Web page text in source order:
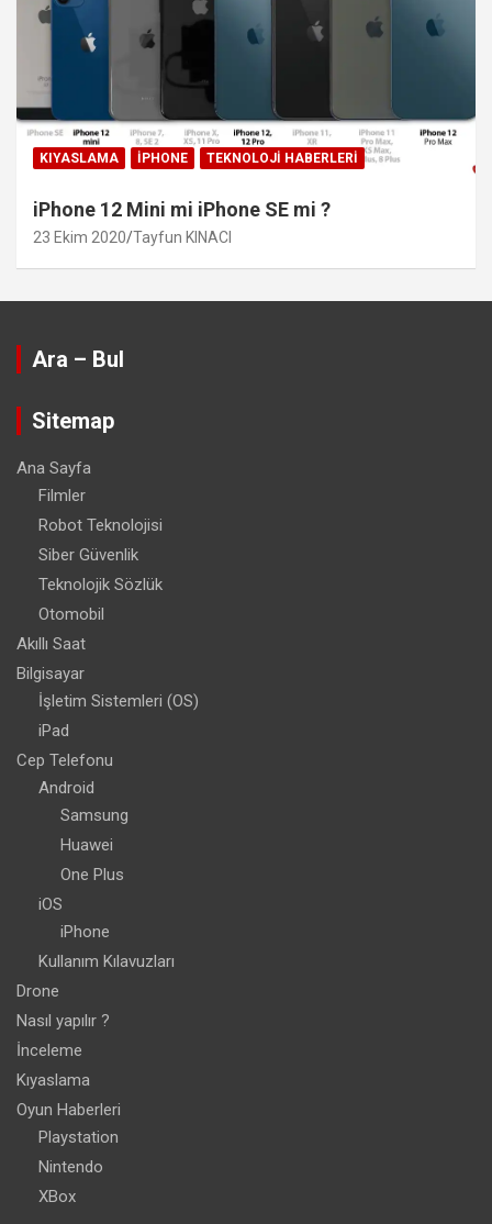
KIYASLAMA IPHONE TEKNOLOJI HABERLERI
iPhone 12 Mini mi iPhone SE mi ?
23 Ekim 2020 Tayfun KINACI
Ara – Bul
Sitemap
Ana Sayfa
Filmler
Robot Teknolojisi
Siber Güvenlik
Teknolojik Sözlük
Otomobil
Akıllı Saat
Bilgisayar
İşletim Sistemleri (OS)
iPad
Cep Telefonu
Android
Samsung
Huawei
One Plus
iOS
iPhone
Kullanım Kılavuzları
Drone
Nasıl yapılır ?
İnceleme
Kıyaslama
Oyun Haberleri
Playstation
Nintendo
XBox